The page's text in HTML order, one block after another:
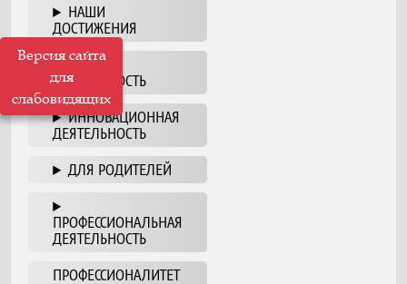
Версия сайта
для
слабовидящих
НАШИ
ДОСТИЖЕНИЯ
НАША
ДЕЯТЕЛЬНОСТЬ
ИННОВАЦИОННАЯ
ДЕЯТЕЛЬНОСТЬ
ДЛЯ РОДИТЕЛЕЙ
ПРОФЕССИОНАЛЬНАЯ
ДЕЯТЕЛЬНОСТЬ
ПРОФЕССИОНАЛИТЕТ